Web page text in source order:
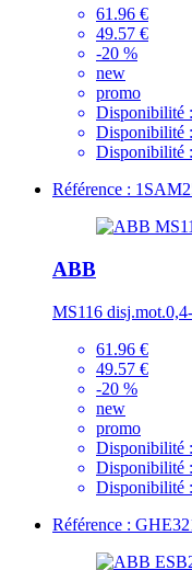
61.96 €
49.57 €
-20 %
new
promo
Disponibilité :
Disponibilité :
Disponibilité :
Référence :
ABB
MS116
61.96 €
49.57 €
-20 %
new
promo
Disponibilité :
Disponibilité :
Disponibilité :
Référence :